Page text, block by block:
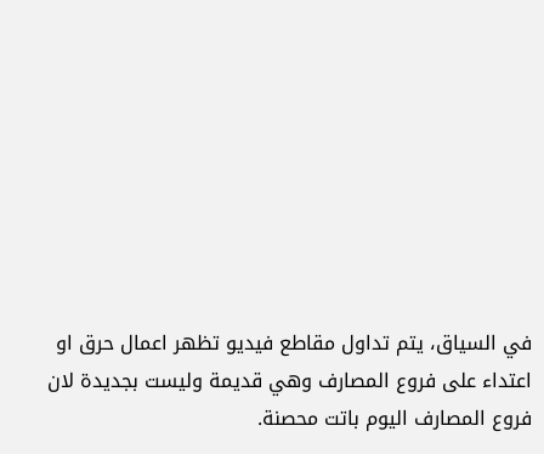
في السياق، يتم تداول مقاطع فيديو تظهر اعمال حرق او
اعتداء على فروع المصارف وهي قديمة وليست بجديدة لان
فروع المصارف اليوم باتت محصنة.